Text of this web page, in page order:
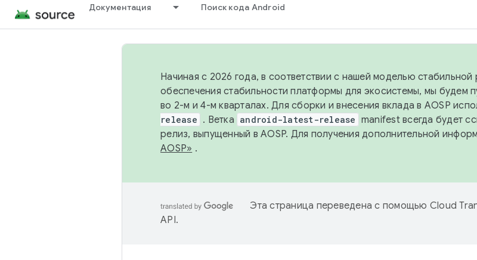
Документация Поиск кода Android
Начиная с 2026 года, в соответствии с нашей моделью
обеспечения стабильности платформы для экосистемы, мы будем
во 2-м и 4-м кварталах. Для сборки и внесения вклада в AOSP
release . Ветка android-latest-release manifest всегда будет
релиз, выпущенный в AOSP. Для получения дополнительной
AOSP» .
Эта страница переведена с помощью Cloud
API.